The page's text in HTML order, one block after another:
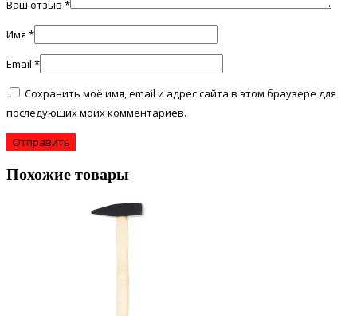
Ваш отзыв *
Имя *
Email *
Сохранить моё имя, email и адрес сайта в этом браузере для
последующих моих комментариев.
Похожие товары